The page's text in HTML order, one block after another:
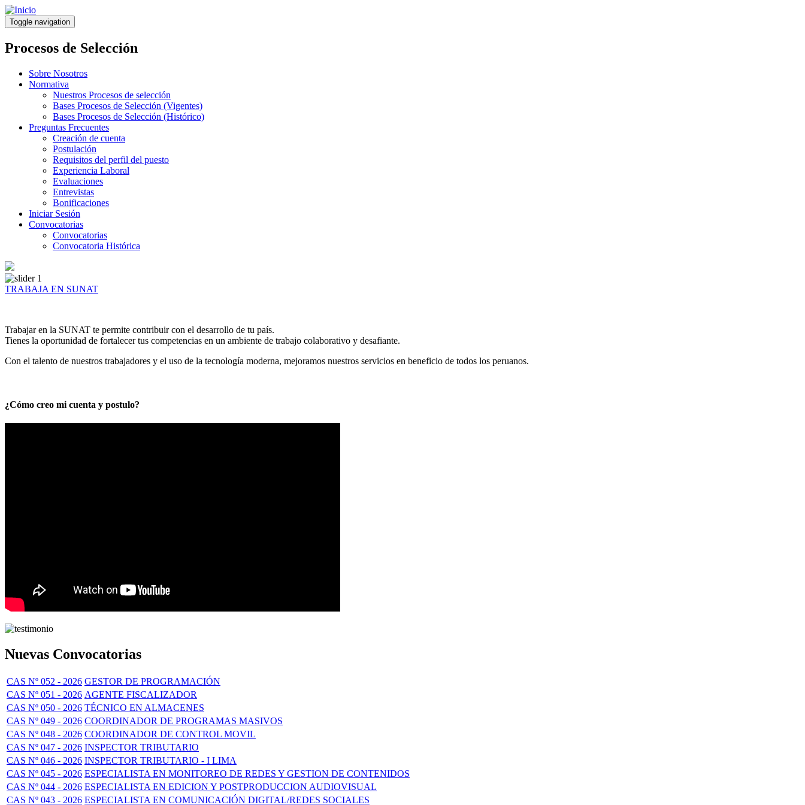
Pasar
al
contenido
principal
Toggle navigation
Procesos de Selección
Sobre Nosotros
Normativa
Nuestros Procesos de selección
Bases Procesos de Selección (Vigentes)
Bases Procesos de Selección (Histórico)
Preguntas Frecuentes
Creación de cuenta
Postulación
Requisitos del perfil del puesto
Experiencia Laboral
Evaluaciones
Entrevistas
Bonificaciones
Iniciar Sesión
Convocatorias
Convocatorias
Convocatoria Histórica
TRABAJA EN SUNAT
Trabajar en la SUNAT te permite contribuir con el desarrollo de tu país.
Tienes la oportunidad de fortalecer tus competencias en un ambiente de trabajo colaborativo y desafiante.
Con el talento de nuestros trabajadores y el uso de la tecnología moderna, mejoramos nuestros servicios en beneficio de todos los peruanos.
¿Cómo creo mi cuenta y postulo?
Nuevas Convocatorias
CAS Nº 052 - 2026 GESTOR DE PROGRAMACIÓN
CAS Nº 051 - 2026 AGENTE FISCALIZADOR
CAS Nº 050 - 2026 TÉCNICO EN ALMACENES
CAS Nº 049 - 2026 COORDINADOR DE PROGRAMAS MASIVOS
CAS Nº 048 - 2026 COORDINADOR DE CONTROL MOVIL
CAS Nº 047 - 2026 INSPECTOR TRIBUTARIO
CAS Nº 046 - 2026 INSPECTOR TRIBUTARIO - I LIMA
CAS Nº 045 - 2026 ESPECIALISTA EN MONITOREO DE REDES Y GESTION DE CONTENIDOS
CAS Nº 044 - 2026 ESPECIALISTA EN EDICION Y POSTPRODUCCION AUDIOVISUAL
CAS Nº 043 - 2026 ESPECIALISTA EN COMUNICACIÓN DIGITAL/REDES SOCIALES